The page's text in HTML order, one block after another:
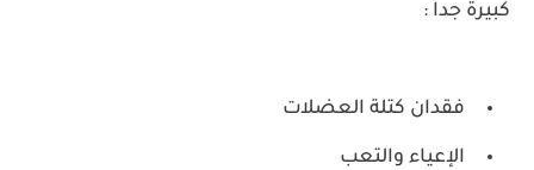
كبيرة جداً :
فقدان كتلة العضلات
الإعياء والتعب